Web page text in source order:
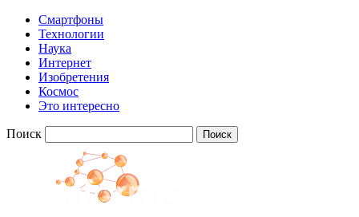
Смартфоны
Технологии
Наука
Интернет
Изобретения
Космос
Это интересно
Поиск